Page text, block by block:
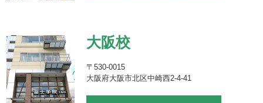
大阪校
〒530-0015
大阪府大阪市北区中崎西2-4-41